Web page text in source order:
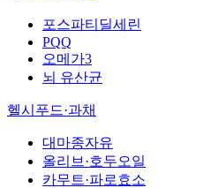
포스파티딜세린
PQQ
오메가3
뇌 유산균
헬시푸드·과채
대마종자유
올리브·호두오일
카무트·파로효소